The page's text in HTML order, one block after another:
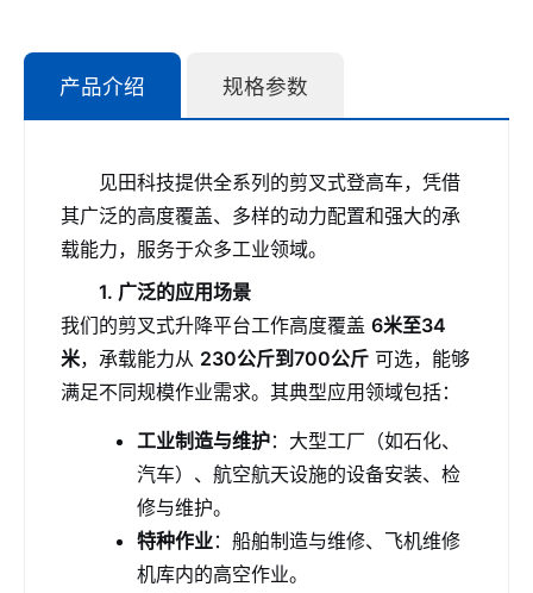
产品介绍 规格参数
见田科技提供全系列的剪叉式登高车，凭借
其广泛的高度覆盖、多样的动力配置和强大的承
载能力，服务于众多工业领域。
1. 广泛的应用场景
我们的剪叉式升降平台工作高度覆盖 6米至34
米，承载能力从 230公斤到700公斤 可选，能够
满足不同规模作业需求。其典型应用领域包括：
工业制造与维护：大型工厂（如石化、
汽车）、航空航天设施的设备安装、检
修与维护。
特种作业：船舶制造与维修、飞机维修
机库内的高空作业。